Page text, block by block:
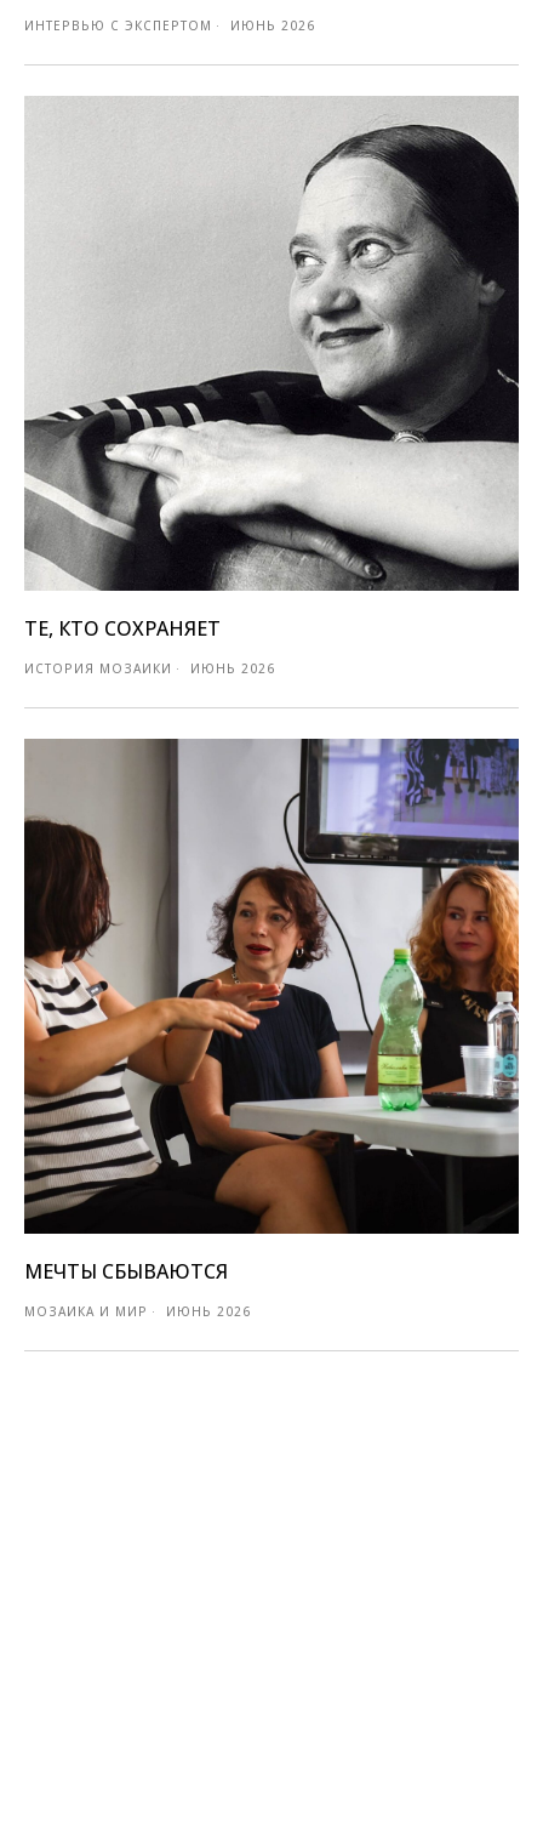
ИНТЕРВЬЮ С ЭКСПЕРТОМ ИЮНЬ 2026
ТЕ, КТО СОХРАНЯЕТ
ИСТОРИЯ МОЗАИКИ ИЮНЬ 2026
МЕЧТЫ СБЫВАЮТСЯ
МОЗАИКА И МИР ИЮНЬ 2026